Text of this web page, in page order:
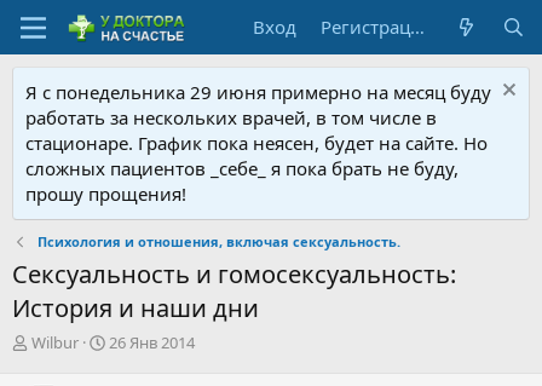
Вход Регистрация
Я с понедельника 29 июня примерно на месяц буду
работать за нескольких врачей, в том числе в
стационаре. График пока неясен, будет на сайте. Но
сложных пациентов _себе_ я пока брать не буду,
прошу прощения!
Психология и отношения, включая сексуальность.
Сексуальность и гомосексуальность:
История и наши дни
А
Wilbur
Д
26 Янв 2014